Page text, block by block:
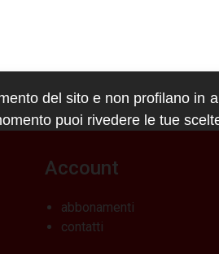
Account
abbonamenti
contatti
del sito e non profilano in
puoi rivedere le tue